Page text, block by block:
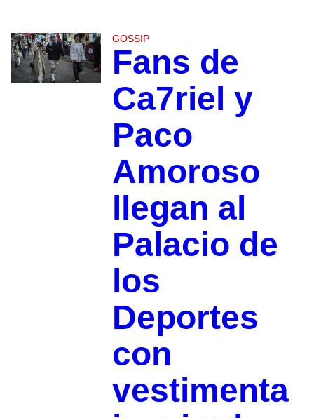
GOSSIP
Fans de
Ca7riel y
Paco
Amoroso
llegan al
Palacio de
los
Deportes
con
vestimenta